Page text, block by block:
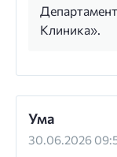
Клиника».
Ума
30.06.2026